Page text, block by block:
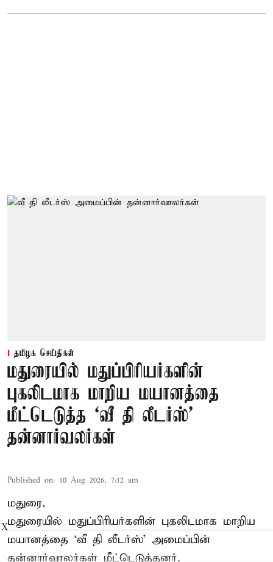
தமிழக செய்திகள்
மதுரையில் மதுப்பிரியர்களின்
புகலிடமாக மாறிய மயானத்தை
மீட்டெடுத்த ‘வீ தி லீடர்ஸ்’
தன்னார்வலர்கள்
Published on: 10 Aug 2026, 7:12 am
மதுரை,
மதுரையில் மதுப்பிரியர்களின் புகலிடமாக மாறிய
மயானத்தை ‘வீ தி லீடர்ஸ்’ அமைப்பின்
தன்னார்வாலர்கள் மீட்டெடுத்தனர்.
X